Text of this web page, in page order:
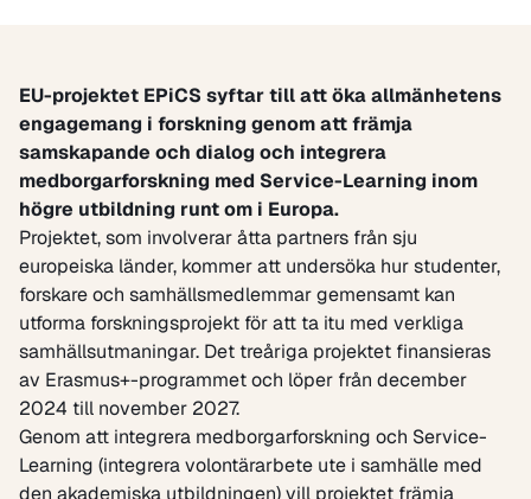
EU-projektet EPiCS syftar till att öka allmänhetens
engagemang i forskning genom att främja
samskapande och dialog och integrera
medborgarforskning med Service-Learning inom
högre utbildning runt om i Europa.
Projektet, som involverar åtta partners från sju
europeiska länder, kommer att undersöka hur studenter,
forskare och samhällsmedlemmar gemensamt kan
utforma forskningsprojekt för att ta itu med verkliga
samhällsutmaningar. Det treåriga projektet finansieras
av Erasmus+-programmet och löper från december
2024 till november 2027.
Genom att integrera medborgarforskning och Service-
Learning (integrera volontärarbete ute i samhälle med
den akademiska utbildningen) vill projektet främja